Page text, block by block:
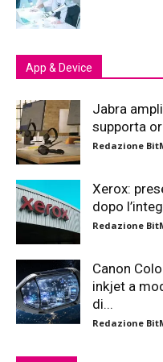
App & Device
Jabra
supporta
Redazione
Xerox:
dopo
Redazione
Canon
inkjet a
di...
Redazione